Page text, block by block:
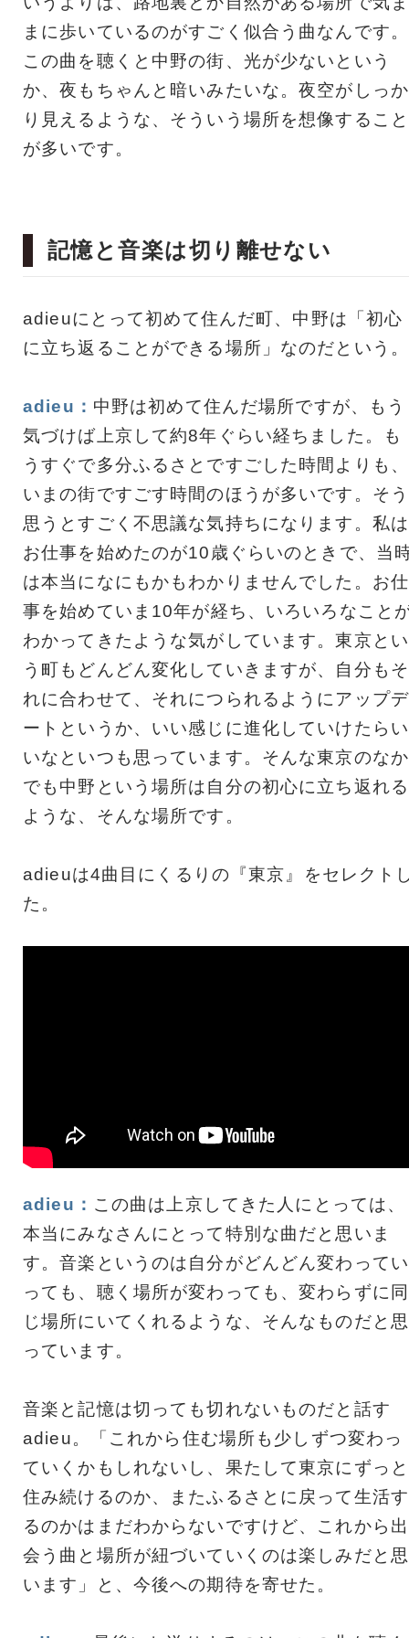
まに歩いているのがすごく似合う曲なんです。
この曲を聴くと中野の街、光が少ないという
か、夜もちゃんと暗いみたいな。夜空がしっか
り見えるような、そういう場所を想像すること
が多いです。
記憶と音楽は切り離せない
adieuにとって初めて住んだ町、中野は「初心
に立ち返ることができる場所」なのだという。
adieu： 中野は初めて住んだ場所ですが、もう
気づけば上京して約8年ぐらい経ちました。も
うすぐで多分ふるさとですごした時間よりも、
いまの街ですごす時間のほうが多いです。そう
思うとすごく不思議な気持ちになります。私は
お仕事を始めたのが10歳ぐらいのときで、当
は本当になにもかもわかりませんでした。お仕
事を始めていま10年が経ち、いろいろなこと
わかってきたような気がしています。東京とい
う町もどんどん変化していきますが、自分もそ
れに合わせて、それにつられるようにアップデ
ートというか、いい感じに進化していけたらい
いなといつも思っています。そんな東京のなか
でも中野という場所は自分の初心に立ち返れる
ような、そんな場所です。
adieuは4曲目にくるりの『東京』をセレクト
た。
adieu： この曲は上京してきた人にとっては、
本当にみなさんにとって特別な曲だと思いま
す。音楽というのは自分がどんどん変わってい
っても、聴く場所が変わっても、変わらずに同
じ場所にいてくれるような、そんなものだと思
っています。
音楽と記憶は切っても切れないものだと話す
adieu。「これから住む場所も少しずつ変わっ
ていくかもしれないし、果たして東京にずっと
住み続けるのか、またふるさとに戻って生活す
るのかはまだわからないですけど、これから出
会う曲と場所が紐づいていくのは楽しみだと思
います」と、今後への期待を寄せた。